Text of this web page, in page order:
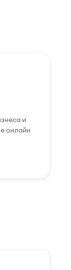
и
онлайн